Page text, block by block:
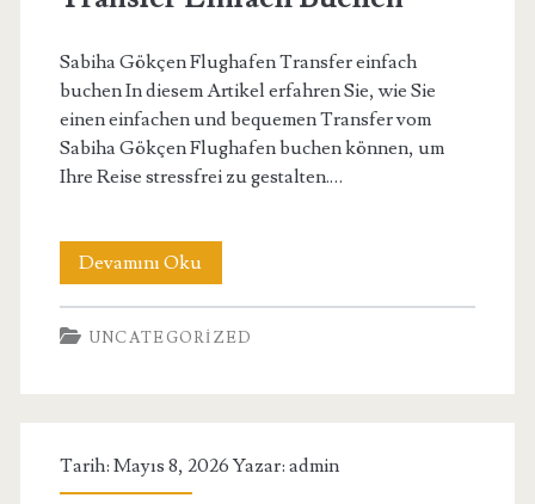
Sabiha Gökçen Flughafen Transfer einfach
buchen In diesem Artikel erfahren Sie, wie Sie
einen einfachen und bequemen Transfer vom
Sabiha Gökçen Flughafen buchen können, um
Ihre Reise stressfrei zu gestalten.…
Devamını OkuSabiha
Gokcen
Flughafen
Buchen
UNCATEGORIZED
Tarih: Mayıs 8, 2026 Yazar: admin